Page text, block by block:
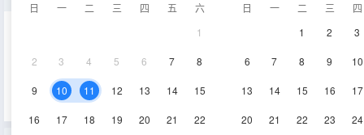
日 一 二 三 四 五
六
1
2 3 4 5 6 7 8
9 10 11 12 13 14 15
16 17 18 19 20 21 22
日 一 二 三
四
1
2 3
6 7 8 9 10
13 14 15 16 17
20 21 22 23 24
空調